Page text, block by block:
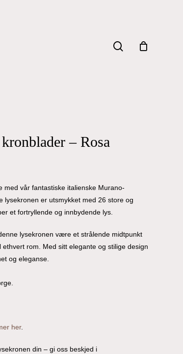
– Rosa
med vår fantastiske italienske Murano-
lysekronen er utsmykket med 26 store og
et fortryllende og innbydende lys.
lysekronen være et strålende midtpunkt
rom. Med sitt elegante og stilige design
og eleganse.
her.
din – gi oss beskjed i